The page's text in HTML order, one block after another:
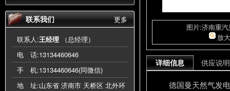
更多
联系我们
联系人:王经理 （总经理）
电 话:13134460646
手 机:13134460646(同微信)
地 址:山东省 济南市 天桥区 北外环
图片:济南重
放
详细信息 供应说明
德国曼天然气发